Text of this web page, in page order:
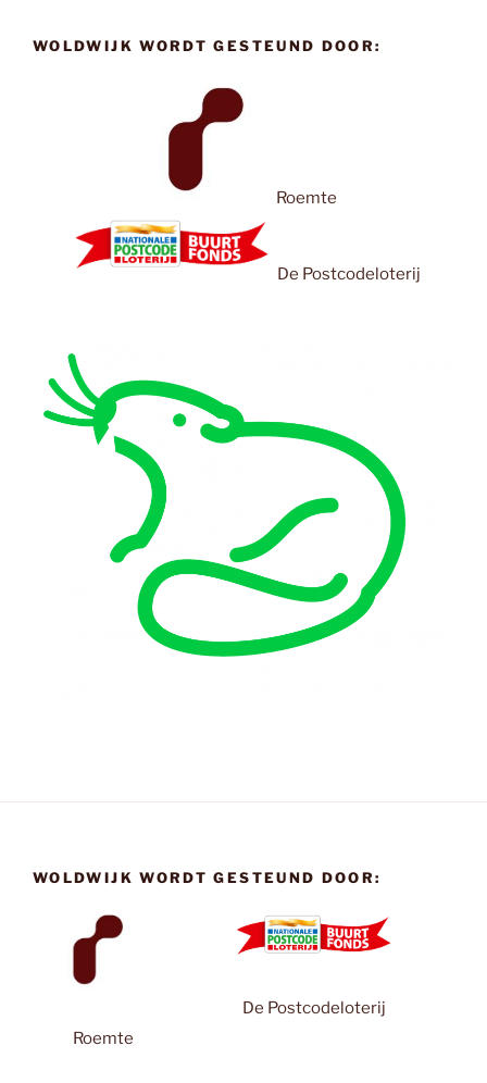
WOLDWIJK WORDT GESTEUND DOOR:
Roemte
De Postcodeloterij
WOLDWIJK WORDT GESTEUND DOOR:
Roemte
De Postcodeloterij